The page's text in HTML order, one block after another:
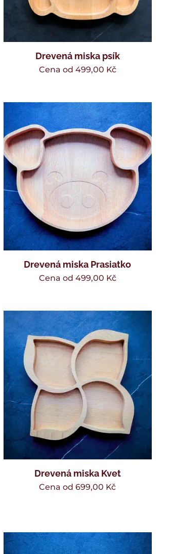
Drevená miska psík
Cena od 499,00 Kč
Drevená miska Prasiatko
Cena od 499,00 Kč
Drevená miska Kvet
Cena od699,00 Kč